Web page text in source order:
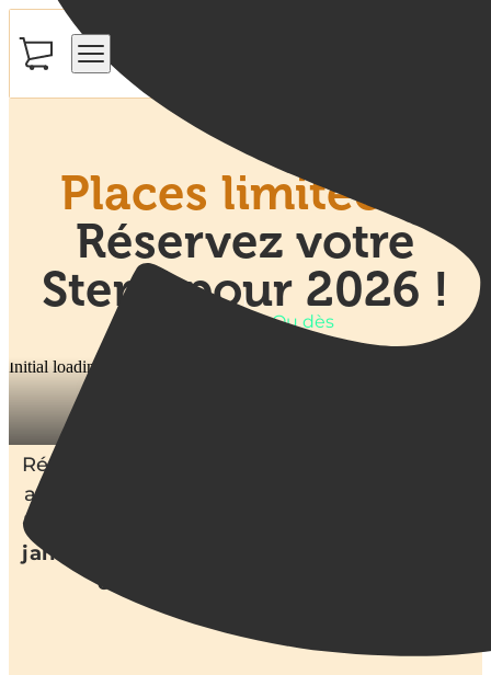
Menu mobile
Places limitées
Réservez votre
Stern' pour 2026 !
Réservez maintenant, payez le solde restant
au printemps et soyez assurés de rider pour
les beaux jours ! 🍀 Offre valable
janvier
ou les codes promotionnels
Initial loading popup-reservations2026-image
À partir de Ou dès